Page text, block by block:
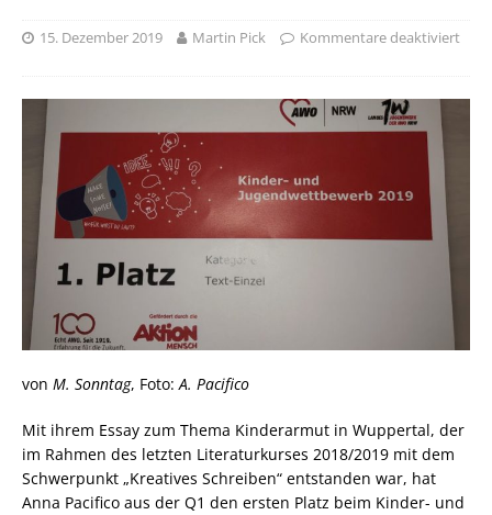
15. Dezember 2019 Martin Pick Kommentare deaktiviert
von M. Sonntag, Foto: A. Pacifico
Mit ihrem Essay zum Thema Kinderarmut in Wuppertal, der
im Rahmen des letzten Literaturkurses 2018/2019 mit dem
Schwerpunkt „Kreatives Schreiben“ entstanden war, hat
Anna Pacifico aus der Q1 den ersten Platz beim Kinder- und